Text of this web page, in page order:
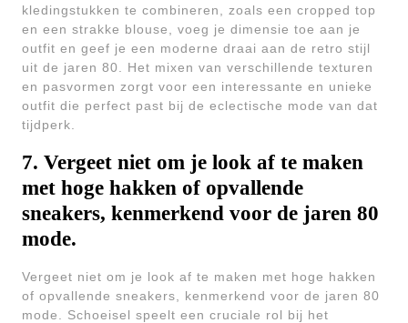
kledingstukken te combineren, zoals een cropped top
en een strakke blouse, voeg je dimensie toe aan je
outfit en geef je een moderne draai aan de retro stijl
uit de jaren 80. Het mixen van verschillende texturen
en pasvormen zorgt voor een interessante en unieke
outfit die perfect past bij de eclectische mode van dat
tijdperk.
7. Vergeet niet om je look af te maken
met hoge hakken of opvallende
sneakers, kenmerkend voor de jaren 80
mode.
Vergeet niet om je look af te maken met hoge hakken
of opvallende sneakers, kenmerkend voor de jaren 80
mode. Schoeisel speelt een cruciale rol bij het